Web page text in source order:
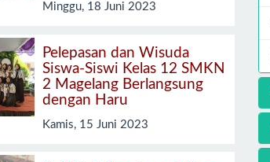
Minggu, 18 Juni 2023
Pelepasan dan Wisuda
Siswa-Siswi Kelas 12 SMKN
2 Magelang Berlangsung
dengan Haru
Kamis, 15 Juni 2023